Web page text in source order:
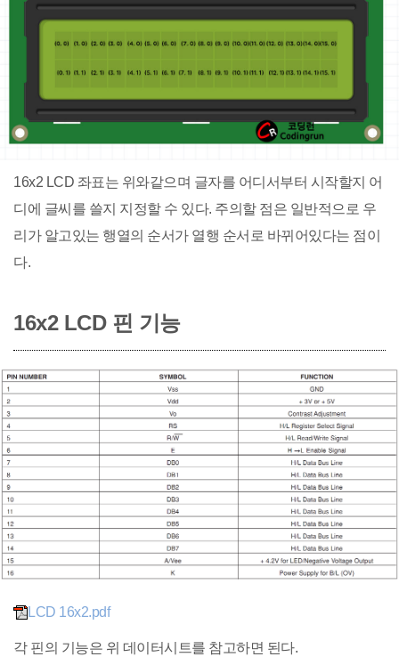
16x2 LCD 좌표는 위와같으며 글자를 어디서부터 시작할지 어
디에 글씨를 쓸지 지정할 수 있다. 주의할 점은 일반적으로 우
리가 알고있는 행열의 순서가 열행 순서로 바뀌어있다는 점이
다.
16x2 LCD 핀 기능
LCD 16x2.pdf
각 핀의 기능은 위 데이터시트를 참고하면 된다.